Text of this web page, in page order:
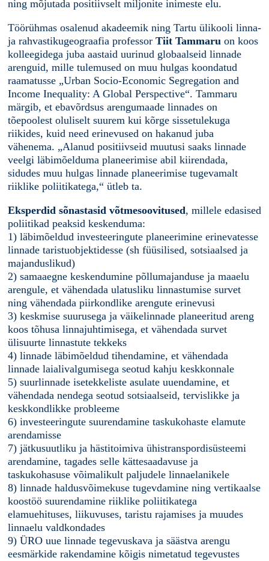
ning mõjutada positiivselt miljonite inimeste elu.
Töörühmas osalenud akadeemik ning Tartu ülikooli linna-
ja rahvastikugeograafia professor Tiit Tammaru on koos
kolleegidega juba aastaid uurinud globaalseid linnade
arenguid, mille tulemused on muu hulgas koondatud
raamatusse „Urban Socio-Economic Segregation and
Income Inequality: A Global Perspective“. Tammaru
märgib, et ebavõrdsus arengumaade linnades on
tõepoolest oluliselt suurem kui kõrge sissetulekuga
riikides, kuid need erinevused on hakanud juba
vähenema. „Alanud positiivseid muutusi saaks linnade
veelgi läbimõelduma planeerimise abil kiirendada,
sidudes muu hulgas linnade planeerimise tugevamalt
riiklike poliitikatega,“ ütleb ta.
Eksperdid sõnastasid võtmesoovitused, millele edasised
poliitikad peaksid keskenduma:
1) läbimõeldud investeeringute planeerimine erinevatesse
linnade taristuobjektidesse (sh füüsilised, sotsiaalsed ja
majanduslikud)
2) samaaegne keskendumine põllumajanduse ja maaelu
arengule, et vähendada ulatusliku linnastumise survet
ning vähendada piirkondlike arengute erinevusi
3) keskmise suurusega ja väikelinnade planeeritud areng
koos tõhusa linnajuhtimisega, et vähendada survet
ülisuurte linnastute tekkeks
4) linnade läbimõeldud tihendamine, et vähendada
linnade laialivalgumisega seotud kahju keskkonnale
5) suurlinnade isetekkeliste asulate uuendamine, et
vähendada nendega seotud sotsiaalseid, tervislikke ja
keskkondlikke probleeme
6) investeeringute suurendamine taskukohaste elamute
arendamisse
7) jätkusuutliku ja hästitoimiva ühistranspordisüsteemi
arendamine, tagades selle kättesaadavuse ja
taskukohasuse võimalikult paljudele linnaelanikele
8) linnade haldusvõimekuse tugevdamine ning vertikaalse
koostöö suurendamine riiklike poliitikatega
elamuehituses, liikuvuses, taristu rajamises ja muudes
linnaelu valdkondades
9) ÜRO uue linnade tegevuskava ja säästva arengu
eesmärkide rakendamine kõigis nimetatud tegevustes